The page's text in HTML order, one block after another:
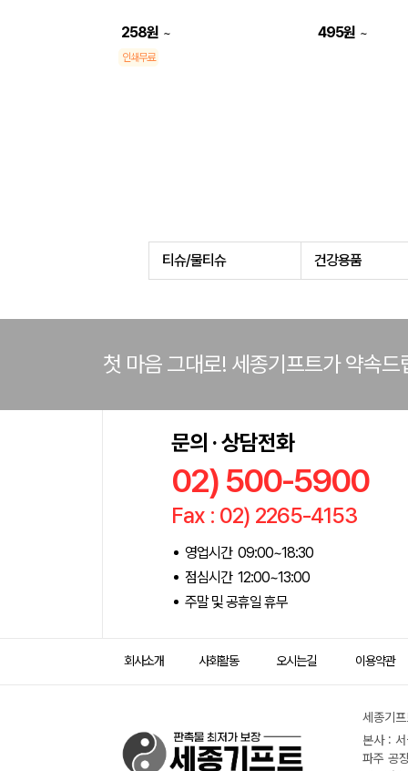
258원 ~
인쇄무료
495원 ~
티슈/물티슈 건강용품
첫 마음 그대로! 세종기프트가 약속드
문의 · 상담전화
02) 500-5900
Fax : 02) 2265-4153
영업시간 09:00~18:30
점심시간 12:00~13:00
주말 및 공휴일 휴무
회사소개 사회활동 오시는길 이용약관
세종기
본사 :
파주 공